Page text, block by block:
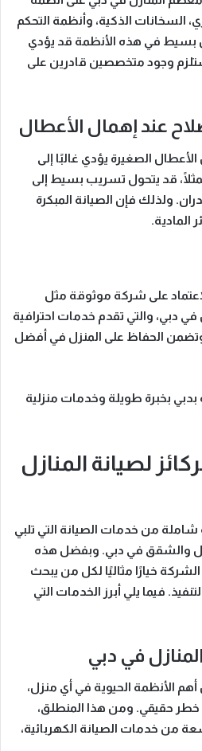
السخانات الذكية، وأنظمة التحكم
بسيط في هذه الأنظمة قد يؤدي
وجود متخصصين قادرين على
الصغيرة يؤدي غالبًا إلى
قد يتحول تسريب بسيط إلى
ولذلك فإن الصيانة المبكرة
المادية.
على شركة موثوقة مثل
في دبي، والتي تقدم خدمات احترافية
الحفاظ على المنزل في أفضل
بخبرة طويلة وخدمات منزلية
لصيانة المنازل
من خدمات الصيانة التي تلبي
والشقق في دبي. وبفضل هذه
خيارًا مثاليًا لكل من يبحث
فيما يلي أبرز الخدمات التي
في دبي
أهم الأنظمة الحيوية في أي منزل،
خطر حقيقي. ومن هذا المنطلق،
من خدمات الصيانة الكهربائية،